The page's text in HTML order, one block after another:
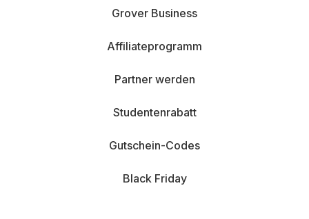
Grover Business
Affiliateprogramm
Partner werden
Studentenrabatt
Gutschein-Codes
Black Friday